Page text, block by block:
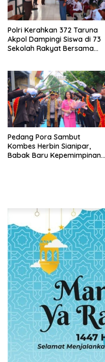
Polri Kerahkan 372 Taruna
Akpol Dampingi Siswa di 73
Sekolah Rakyat Bersama
Pedang Pora Sambut
Kombes Herbin Sianipar,
Babak Baru Kepemimpinan